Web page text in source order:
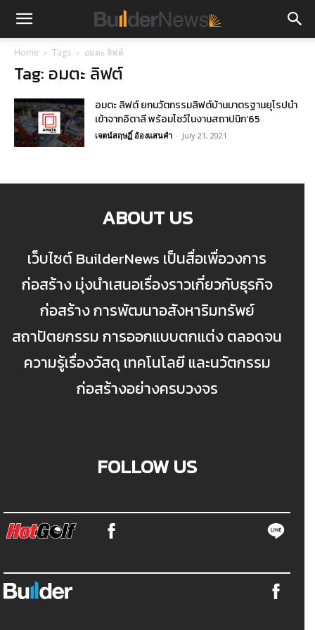
Home Tags อมตะ ลิฟต์
Tag: อมตะ ลิฟต์
อมตะ ลิฟต์ ยกนวัตกรรมลิฟต์บ้านมาตรฐานยุโรปนำ
เข้าจากอิตาลี พร้อมโชว์ในงานสถาปนิก’65
เจตน์สฤษฏิ์ อ้องแสนคำ - July 21, 2021
ABOUT US
เว็บไซต์ BuilderNews เป็นสื่อเพื่อวงการ
ก่อสร้าง มุ่งนำเสนอเรื่องราวเกี่ยวกับธุรกิจ
ก่อสร้าง การพัฒนาอสังหาริมทรัพย์
สถาปัตยกรรม การออกแบบตกแต่ง ตลอดจน
ความรู้เรื่องวัสดุ เทคโนโลยี และนวัตกรรม
ก่อสร้างอย่างครบวงจร
FOLLOW US